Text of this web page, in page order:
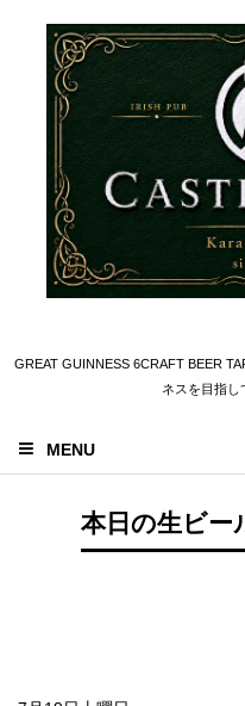
GREAT GUINNESS 6CRAFT BEER
ネスを目指し
MENU
本日の生ビー